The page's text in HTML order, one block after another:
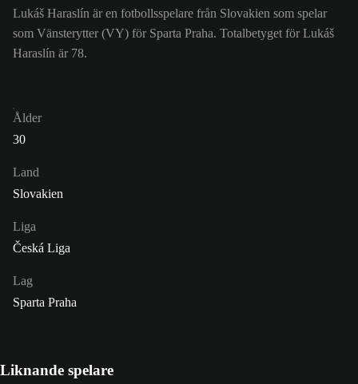
Lukáš Haraslín är en fotbollsspelare från Slovakien som spelar
som Vänsterytter (VY) för Sparta Praha. Totalbetyget för Lukáš
Haraslín är 78.
Ålder
30
Land
Slovakien
Liga
Česká Liga
Lag
Sparta Praha
Liknande spelare